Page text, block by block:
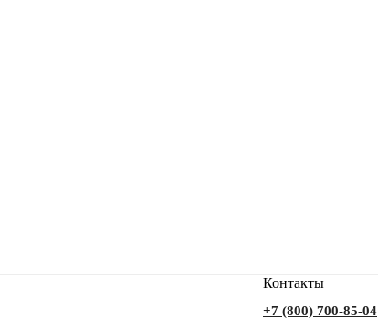
Контакты
+7 (800) 700-85-04